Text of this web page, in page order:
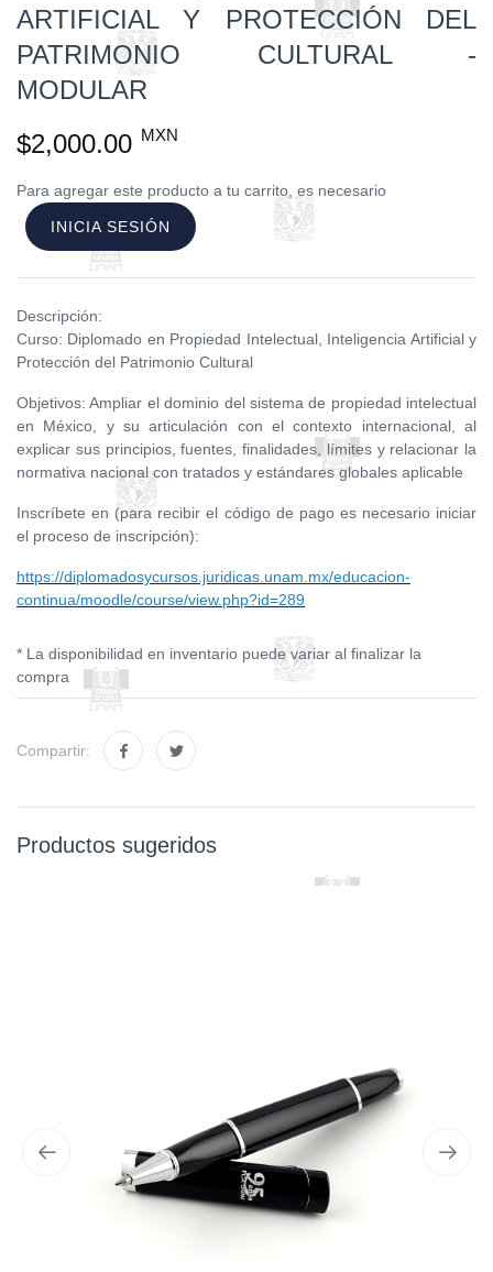
ARTIFICIAL Y PROTECCIÓN DEL
PATRIMONIO CULTURAL -
MODULAR
$2,000.00 MXN
Para agregar este producto a tu carrito, es necesario
INICIA SESIÓN
Descripción:
Curso: Diplomado en Propiedad Intelectual, Inteligencia Artificial y
Protección del Patrimonio Cultural
Objetivos: Ampliar el dominio del sistema de propiedad intelectual
en México, y su articulación con el contexto internacional, al
explicar sus principios, fuentes, finalidades, límites y relacionar la
normativa nacional con tratados y estándares globales aplicable
Inscríbete en (para recibir el código de pago es necesario iniciar
el proceso de inscripción):
https://diplomadosycursos.juridicas.unam.mx/educacion-
continua/moodle/course/view.php?id=289
* La disponibilidad en inventario puede variar al finalizar la
compra
Compartir:
Productos sugeridos